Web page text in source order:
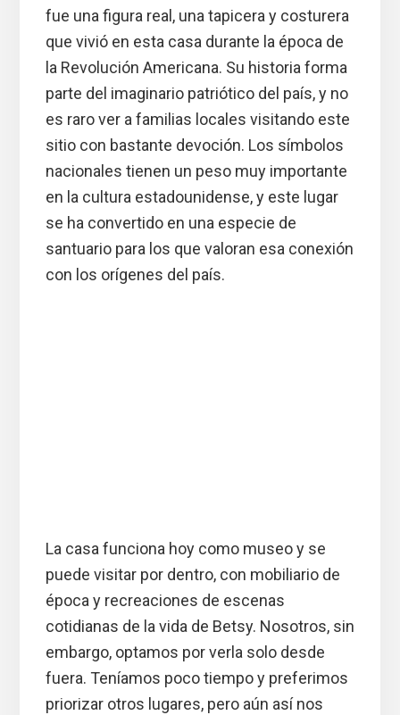
fue una figura real, una tapicera y costurera
que vivió en esta casa durante la época de
la Revolución Americana. Su historia forma
parte del imaginario patriótico del país, y no
es raro ver a familias locales visitando este
sitio con bastante devoción. Los símbolos
nacionales tienen un peso muy importante
en la cultura estadounidense, y este lugar
se ha convertido en una especie de
santuario para los que valoran esa conexión
con los orígenes del país.
La casa funciona hoy como museo y se
puede visitar por dentro, con mobiliario de
época y recreaciones de escenas
cotidianas de la vida de Betsy. Nosotros, sin
embargo, optamos por verla solo desde
fuera. Teníamos poco tiempo y preferimos
priorizar otros lugares, pero aún así nos